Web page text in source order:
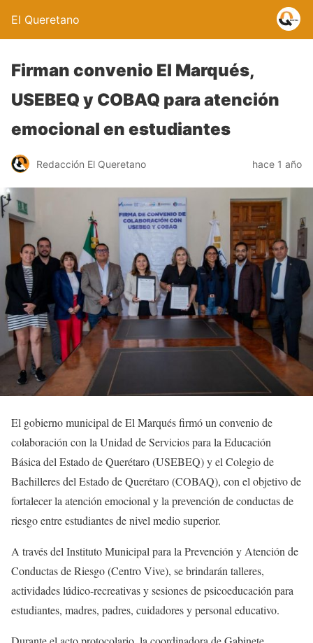
El Queretano
Firman convenio El Marqués,
USEBEQ y COBAQ para atención
emocional en estudiantes
Redacción El Queretano hace 1 año
El gobierno municipal de El Marqués firmó un convenio de
colaboración con la Unidad de Servicios para la Educación
Básica del Estado de Querétaro (USEBEQ) y el Colegio de
Bachilleres del Estado de Querétaro (COBAQ), con el objetivo de
fortalecer la atención emocional y la prevención de conductas de
riesgo entre estudiantes de nivel medio superior.
A través del Instituto Municipal para la Prevención y Atención de
Conductas de Riesgo (Centro Vive), se brindarán talleres,
actividades lúdico-recreativas y sesiones de psicoeducación para
estudiantes, madres, padres, cuidadores y personal educativo.